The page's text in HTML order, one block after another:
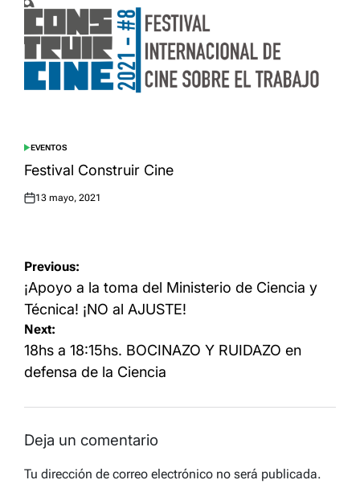
POSTED
IN
EVENTOS
Festival Construir Cine
Posted
13 mayo, 2021
Navegación
de
entradas
Previous:
¡Apoyo a la toma del Ministerio de Ciencia y
Técnica! ¡NO al AJUSTE!
Next:
18hs a 18:15hs. BOCINAZO Y RUIDAZO en
defensa de la Ciencia
Deja un comentario
Tu dirección de correo electrónico no será publicada.